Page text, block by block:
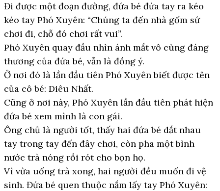
Đi được một đoạn đường, đứa bé đứa tay ra kéo
kéo tay Phó Xuyên: “Chúng ta đến nhà gốm sứ
chơi đi, chỗ đó chơi rất vui”.
Phó Xuyên quay đầu nhìn ánh mắt vô cùng đáng
thương của đứa bé, vẫn là đồng ý.
Ở nơi đó là lần đầu tiên Phó Xuyên biết được tên
của cô bé: Diêu Nhất.
Cũng ở nơi này, Phó Xuyên lần đầu tiên phát hiện
đứa bé xem mình là con gái.
Ông chủ là người tốt, thấy hai đứa bé dắt nhau
tay trong tay đến đây chơi, còn pha một bình
nước trà nóng rồi rót cho bọn họ.
Vì vừa uống trà xong, hai người đều muốn đi vệ
sinh. Đứa bé quen thuộc nắm lấy tay Phó Xuyên: